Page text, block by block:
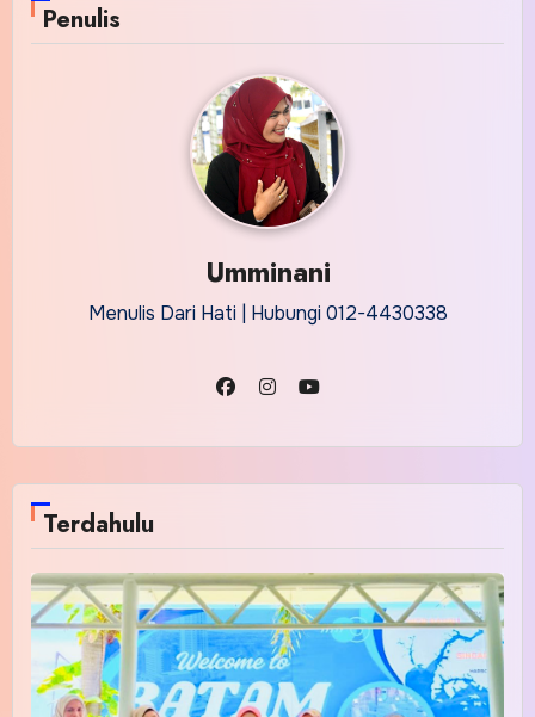
Penulis
Umminani
Menulis Dari Hati | Hubungi 012-4430338
Terdahulu